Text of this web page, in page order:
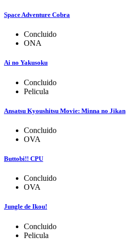
Space Adventure Cobra
Concluido
ONA
Ai no Yakusoku
Concluido
Pelicula
Ansatsu Kyoushitsu Movie: Minna no Jikan
Concluido
OVA
Buttobi!! CPU
Concluido
OVA
Jungle de Ikou!
Concluido
Pelicula